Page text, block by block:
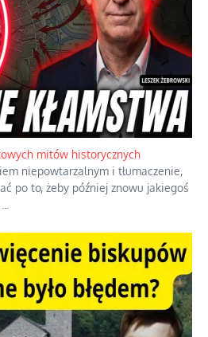
braku rozsądku
kontrreformacji jest skłonność do
moralnych, w tym
a...